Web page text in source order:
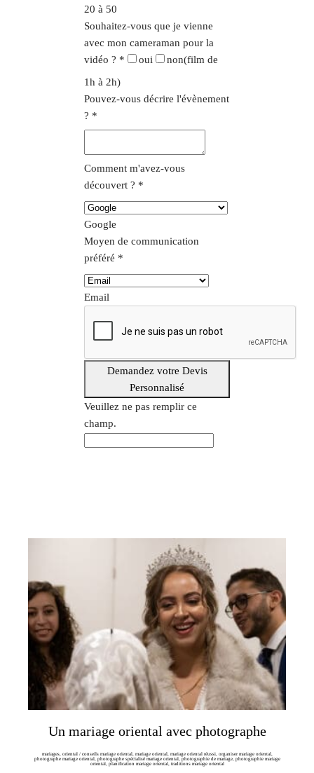
20 à 50
Souhaitez-vous que je vienne
avec mon cameraman pour la
vidéo ? * oui non(film de
1h à 2h)
Pouvez-vous décrire l'évènement
? *
Comment m'avez-vous
découvert ? *
Google
Moyen de communication
préféré *
Email
Demandez votre Devis
Personnalisé
Veuillez ne pas remplir ce
champ.
Un mariage oriental avec photographe
mariages, oriental / conseils mariage oriental, mariage oriental, mariage oriental réussi, organiser mariage oriental,
photographe mariage oriental, photographe spécialisé mariage oriental, photographie de mariage, photographie mariage
oriental, planification mariage oriental, traditions mariage oriental